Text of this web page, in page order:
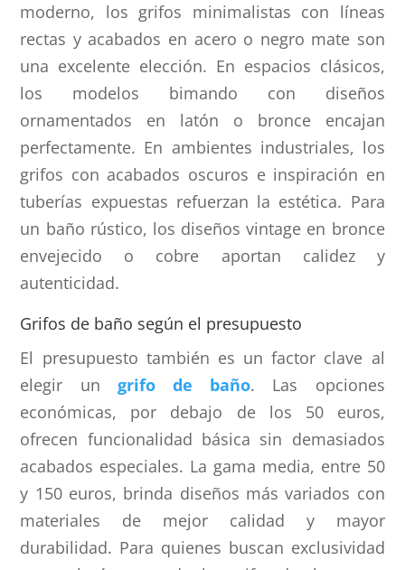
moderno, los grifos minimalistas con líneas
rectas y acabados en acero o negro mate son
una excelente elección. En espacios clásicos,
los modelos bimando con diseños
ornamentados en latón o bronce encajan
perfectamente. En ambientes industriales, los
grifos con acabados oscuros e inspiración en
tuberías expuestas refuerzan la estética. Para
un baño rústico, los diseños vintage en bronce
envejecido o cobre aportan calidez y
autenticidad.
Grifos de baño según el presupuesto
El presupuesto también es un factor clave al
elegir un grifo de baño. Las opciones
económicas, por debajo de los 50 euros,
ofrecen funcionalidad básica sin demasiados
acabados especiales. La gama media, entre 50
y 150 euros, brinda diseños más variados con
materiales de mejor calidad y mayor
durabilidad. Para quienes buscan exclusividad